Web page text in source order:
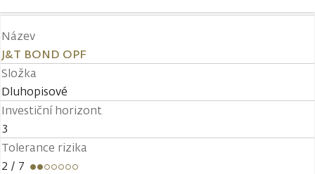
Název
J&T BOND OPF
Složka
Dluhopisové
Investiční horizont
3
Tolerance rizika
2 / 7